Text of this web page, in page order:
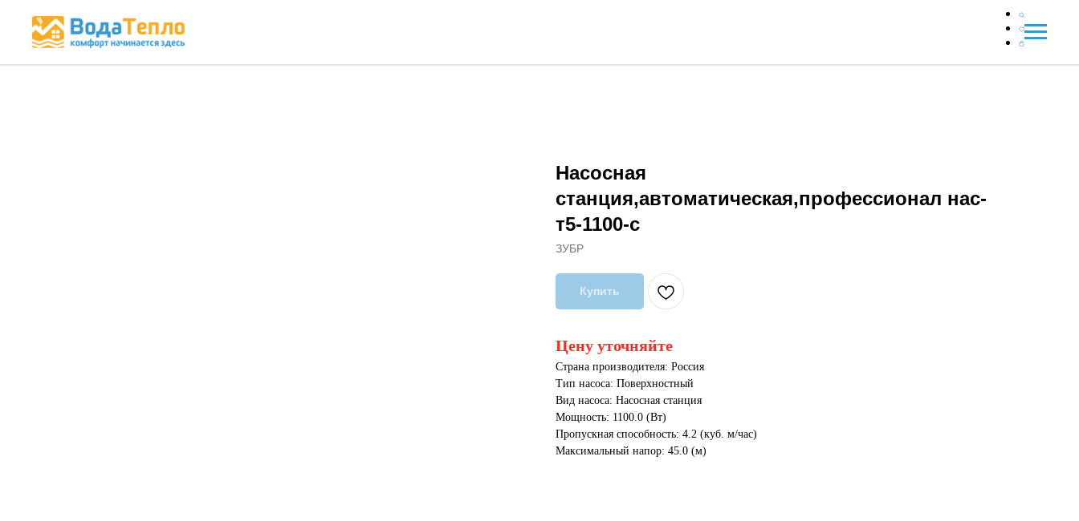
Насосная
станция,автоматическая,профессионал нас-
т5-1100-с
ЗУБР
Купить
Цену уточняйте
Страна производителя: Россия
Тип насоса: Поверхностный
Вид насоса: Насосная станция
Мощность: 1100.0 (Вт)
Пропускная способность: 4.2 (куб. м/час)
Максимальный напор: 45.0 (м)